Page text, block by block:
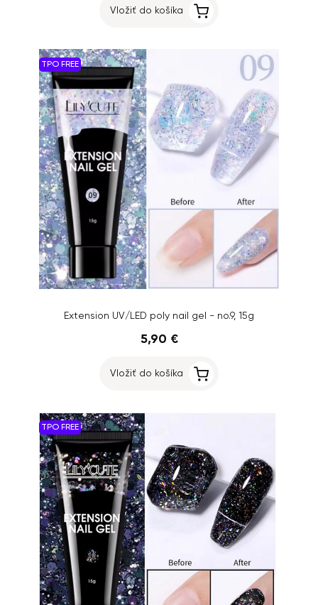
Vložiť do košíka
TPO FREE
Extension UV/LED poly nail gel - no.9, 15g
5,90 €
Vložiť do košíka
TPO FREE